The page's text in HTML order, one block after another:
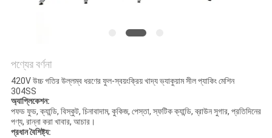
POLICY
পণ্যের বর্ণনা
420V উচ্চ গতির উল্লম্ব ধরণের ফুল-স্বয়ংক্রিয় খাদ্য ভ্যাকুয়াম সীল প্যাকিং মেশিন
304SS
অ্যাপ্লিকেশন:
পফড ফুড, ক্যান্ডি, বিস্কুট, চিনাবাদাম, কুকিজ, পেস্তা, স্ফটিক ক্যান্ডি, ব্রাউন সুগার, প্রতিদিনের
পণ্য, রান্না করা খাবার, আচার।
প্রধান বৈশিষ্ট্য: